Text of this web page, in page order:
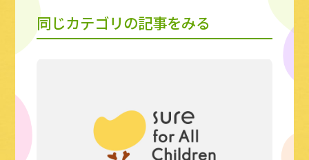
同じカテゴリの記事をみる